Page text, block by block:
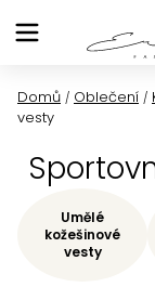
na
Domů / Oblečení /
vesty
Umělé
kožešinové
vesty